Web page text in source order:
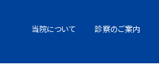
当院について 診察のご案内